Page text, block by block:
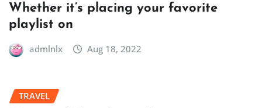
Whether it’s placing your favorite
playlist on
admlnlx Aug 18, 2022
TRAVEL